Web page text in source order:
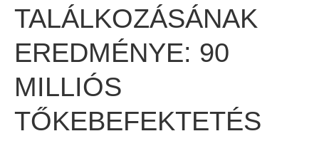
TALÁLKOZÁSÁNAK
EREDMÉNYE: 90
MILLIÓS
TŐKEBEFEKTETÉS